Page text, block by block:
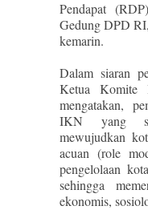
Pendapat
Gedung DPD
kemarin.
Dalam siaran
Ketua
mengatakan,
IKN yang
mewujudkan
acuan (role
pengelolaan
sehingga
ekonomis,